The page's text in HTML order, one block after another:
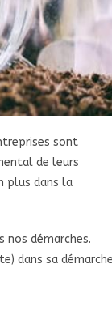
sont
de leurs
plus dans la
nos démarches.
dans sa